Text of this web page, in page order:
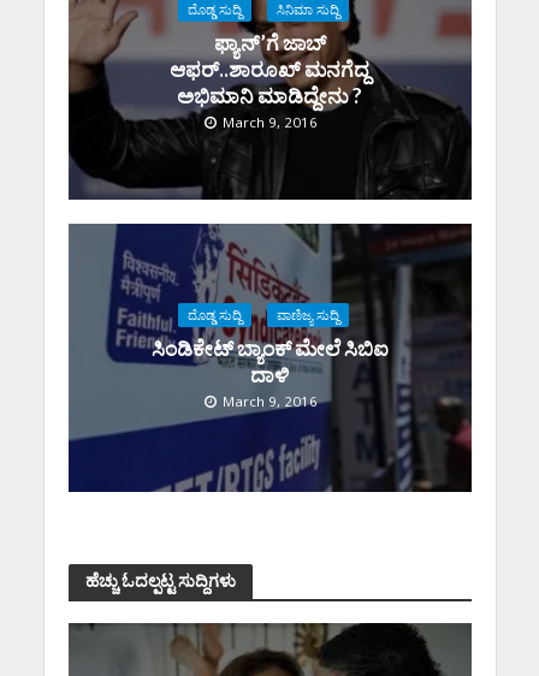
ದೊಡ್ಡ ಸುದ್ದಿ ಸಿನಿಮಾ ಸುದ್ದಿ
ಫ್ಯಾನ್’ಗೆ ಜಾಬ್
ಆಫರ್..ಶಾರೂಖ್ ಮನಗೆದ್ದ
ಅಭಿಮಾನಿ ಮಾಡಿದ್ದೇನು ?
March 9, 2016
ದೊಡ್ಡ ಸುದ್ದಿ ವಾಣಿಜ್ಯ ಸುದ್ದಿ
ಸಿಂಡಿಕೇಟ್ ಬ್ಯಾಂಕ್ ಮೇಲೆ ಸಿಬಿಐ
ದಾಳಿ
March 9, 2016
ಹೆಚ್ಚು ಓದಲ್ಪಟ್ಟ ಸುದ್ದಿಗಳು